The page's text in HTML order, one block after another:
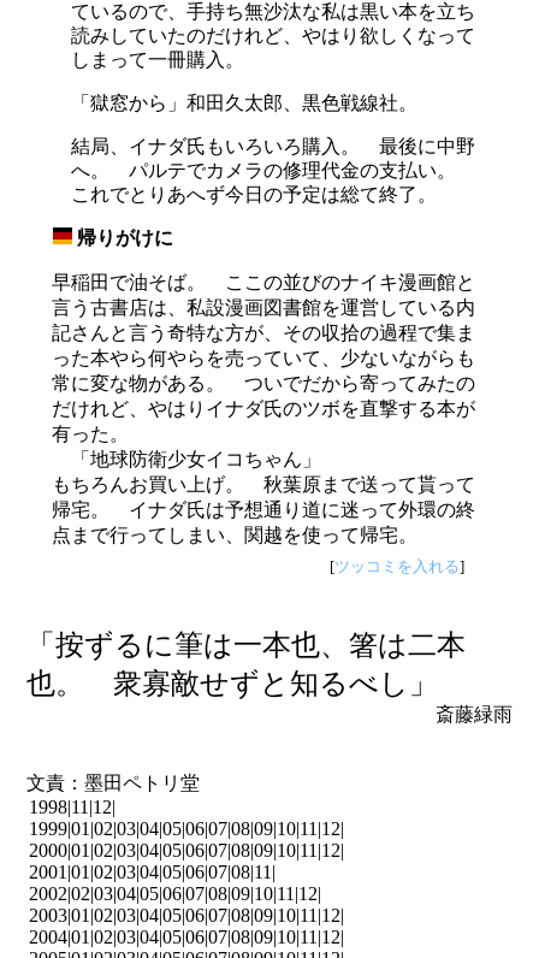
ているので、手持ち無沙汰な私は黒い本を立ち
読みしていたのだけれど、やはり欲しくなって
しまって一冊購入。
「獄窓から」和田久太郎、黒色戦線社。
結局、イナダ氏もいろいろ購入。 最後に中野
へ。 パルテでカメラの修理代金の支払い。
これでとりあへず今日の予定は総て終了。
帰りがけに
早稲田で油そば。 ここの並びのナイキ漫画館と
言う古書店は、私設漫画図書館を運営している内
記さんと言う奇特な方が、その収拾の過程で集ま
った本やら何やらを売っていて、少ないながらも
常に変な物がある。 ついでだから寄ってみたの
だけれど、やはりイナダ氏のツボを直撃する本が
有った。
「地球防衛少女イコちゃん」
もちろんお買い上げ。 秋葉原まで送って貰って
帰宅。 イナダ氏は予想通り道に迷って外環の終
点まで行ってしまい、関越を使って帰宅。
[ツッコミを入れる]
「按ずるに筆は一本也、箸は二本
也。 衆寡敵せずと知るべし」
斎藤緑雨
文責：墨田ペトリ堂
1998|11 |12|
1999|01 |02|03|04|05|06|07|08|09|10|11 |12|
2000|01 |02|03|04|05|06|07|08|09|10|11 |12|
2001|01 |02|03|04|05|06|07|08|11 |
2002|02|03|04|05|06|07|08|09|10|11 |12|
2003|01 |02|03|04|05|06|07|08|09|10|11 |12|
2004|01 |02|03|04|05|06|07|08|09|10|11 |12|